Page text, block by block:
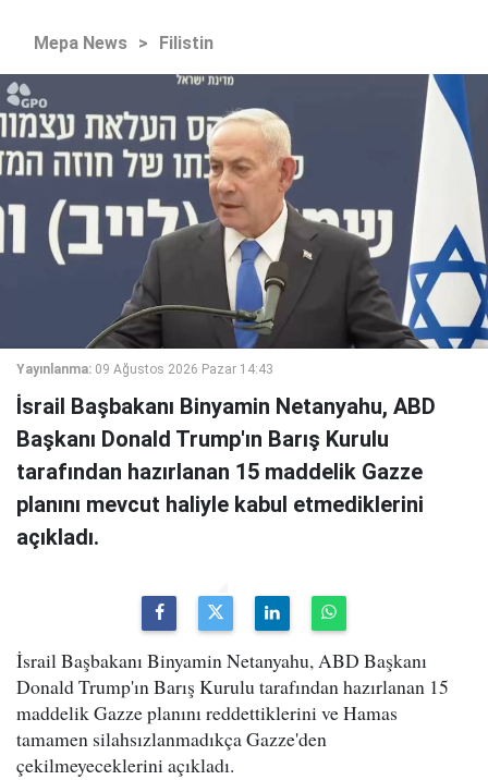
Mepa News > Filistin
Yayınlanma: 09 Ağustos 2026 Pazar 14:43
İsrail Başbakanı Binyamin Netanyahu, ABD
Başkanı Donald Trump'ın Barış Kurulu
tarafından hazırlanan 15 maddelik Gazze
planını mevcut haliyle kabul etmediklerini
açıkladı.
İsrail Başbakanı Binyamin Netanyahu, ABD Başkanı
Donald Trump'ın Barış Kurulu tarafından hazırlanan 15
maddelik Gazze planını reddettiklerini ve Hamas
tamamen silahsızlanmadıkça Gazze'den
çekilmeyeceklerini açıkladı.